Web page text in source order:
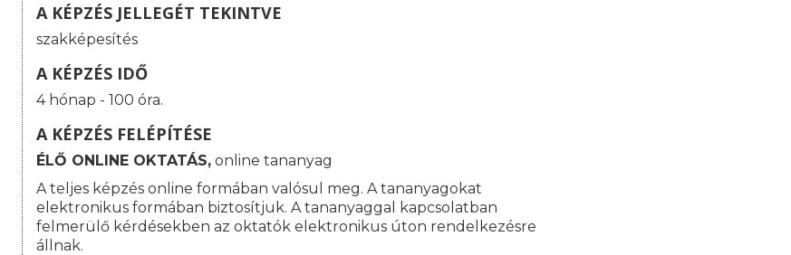
A KÉPZÉS JELLEGÉT TEKINTVE
szakképesítés
A KÉPZÉS IDŐ
4 hónap - 100 óra.
A KÉPZÉS FELÉPÍTÉSE
ÉLŐ ONLINE OKTATÁS, online tananyag
A teljes képzés online formában valósul meg. A tananyagokat
elektronikus formában biztosítjuk. A tananyaggal kapcsolatban
felmerülő kérdésekben az oktatók elektronikus úton rendelkezésre
állnak.